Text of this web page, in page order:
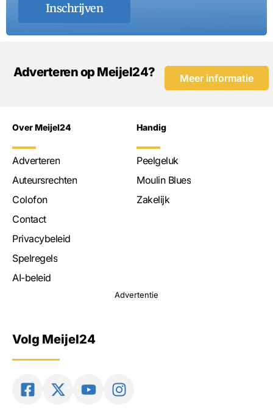
Inschrijven
Adverteren op Meijel24? Meer informatie
Over Meijel24
Adverteren
Auteursrechten
Colofon
Contact
Privacybeleid
Spelregels
AI-beleid
Handig
Peelgeluk
Moulin Blues
Zakelijk
Advertentie
Volg Meijel24